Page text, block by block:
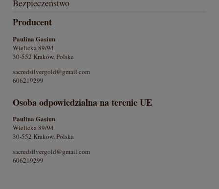
Bezpieczeństwo
Producent
Paulina Gasiun
Wielicka 89/94
30-552 Kraków, Polska
sacredsilvergold@gmail.com
606219299
Osoba odpowiedzialna na terenie UE
Paulina Gasiun
Wielicka 89/94
30-552 Kraków, Polska
sacredsilvergold@gmail.com
606219299